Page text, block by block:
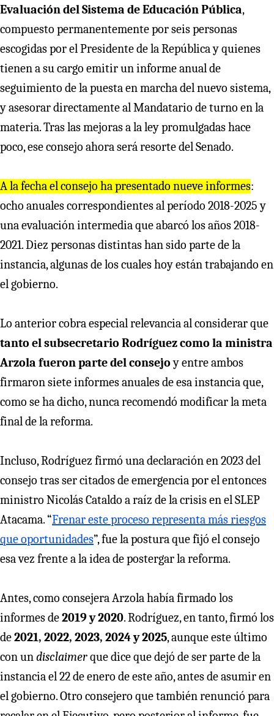
Evaluación del Sistema de Educación Pública,
compuesto permanentemente por seis personas
escogidas por el Presidente de la República y quienes
tienen a su cargo emitir un informe anual de
seguimiento de la puesta en marcha del nuevo sistema,
y asesorar directamente al Mandatario de turno en la
materia. Tras las mejoras a la ley promulgadas hace
poco, ese consejo ahora será resorte del Senado.
A la fecha el consejo ha presentado nueve informes:
ocho anuales correspondientes al período 2018-2025 y
una evaluación intermedia que abarcó los años 2018-
2021. Diez personas distintas han sido parte de la
instancia, algunas de los cuales hoy están trabajando en
el gobierno.
Lo anterior cobra especial relevancia al considerar que
tanto el subsecretario Rodríguez como la ministra
Arzola fueron parte del consejoy entre ambos
firmaron siete informes anuales de esa instancia que,
como se ha dicho, nunca recomendó modificar la meta
final de la reforma.
Incluso, Rodríguez firmó una declaración en 2023 del
consejo tras ser citados de emergencia por el entonces
ministro Nicolás Cataldo a raíz de la crisis en el SLEP
Atacama. “Frenar este proceso representa más riesgos
que oportunidades”, fue la postura que fijó el consejo
esa vez frente a la idea de postergar la reforma.
Antes, como consejera Arzola había firmado los
informes de2019 y 2020. Rodríguez, en tanto, firmó los
de2021, 2022, 2023, 2024 y 2025, aunque este último
con undisclaimerque dice que dejó de ser parte de la
instancia el 22 de enero de este año, antes de asumir en
el gobierno. Otro consejero que también renunció para